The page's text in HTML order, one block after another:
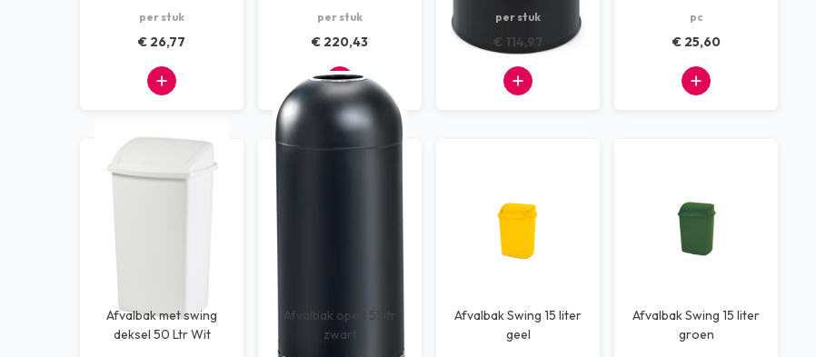
Dispensers
Machines
Afvalscheiding systemen
Alle producten
per stuk
€ 26,77
per stuk
€ 220,43
per stuk
€ 114,97
pc
€ 25,60
Afvalbak met swing
deksel 50 Ltr Wit
Afvalbak open 55ltr
zwart
Afvalbak Swing 15 liter
geel
Afvalbak Swing 15 liter
groen